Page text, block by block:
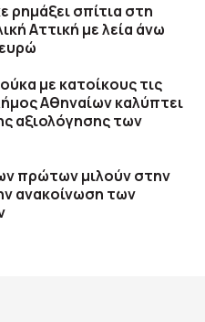
ρημάξει σπίτια στη
Αττική με λεία άνω
με κατοίκους τις
Αθηναίων καλύπτει
αξιολόγησης των
πρώτων μιλούν στην
ανακοίνωση των